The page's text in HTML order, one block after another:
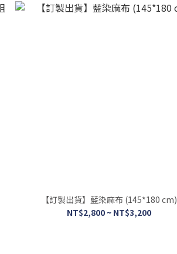
【訂製出貨】藍染麻布 (145*180 cm)
NT$2,800 ~ NT$3,200